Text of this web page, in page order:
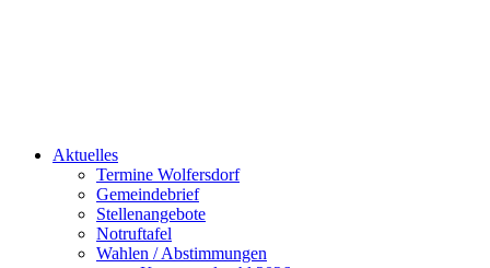
Aktuelles
Termine Wolfersdorf
Gemeindebrief
Stellenangebote
Notruftafel
Wahlen / Abstimmungen